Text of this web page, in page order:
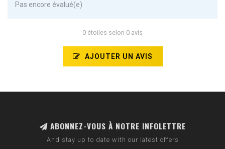
Pas encore évalué(e)
0 étoiles selon 0 avis
AJOUTER UN AVIS
ABONNEZ-VOUS À NOTRE INFOLETTRE
And stay up to date with our latest offers